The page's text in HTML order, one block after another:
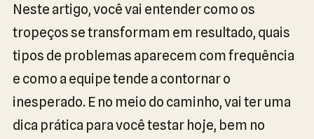
Neste artigo, você vai entender como os
tropeços se transformam em resultado, quais
tipos de problemas aparecem com frequência
e como a equipe tende a contornar o
inesperado. E no meio do caminho, vai ter uma
dica prática para você testar hoje, bem no